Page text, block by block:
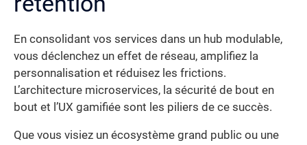
En consolidant vos services dans un hub modulable,
vous déclenchez un effet de réseau, amplifiez la
personnalisation et réduisez les frictions.
L’architecture microservices, la sécurité de bout en
bout et l’UX gamifiée sont les piliers de ce succès.
Que vous visiez un écosystème grand public ou une